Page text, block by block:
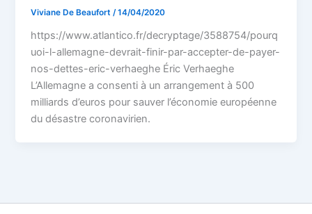
Viviane De Beaufort/14/04/2020
https://www.atlantico.fr/decryptage/3588754/pourq
uoi-l-allemagne-devrait-finir-par-accepter-de-payer-
nos-dettes-eric-verhaeghe Éric Verhaeghe
L’Allemagne a consenti à un arrangement à 500
milliards d’euros pour sauver l’économie européenne
du désastre coronavirien.